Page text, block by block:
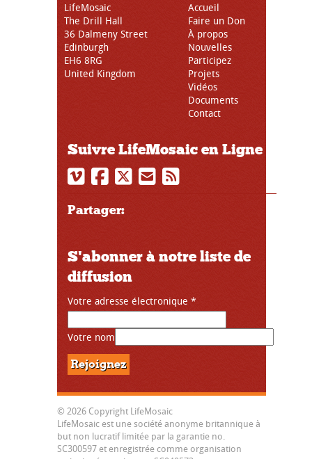
LifeMosaic
The Drill Hall
36 Dalmeny Street
Edinburgh
EH6 8RG
United Kingdom
Accueil
Faire un Don
À propos
Nouvelles
Participez
Projets
Vidéos
Documents
Contact
Suivre LifeMosaic en Ligne
Partager:
S'abonner à notre liste de
diffusion
Votre adresse électronique *
Votre nom
© 2026 Copyright LifeMosaic
LifeMosaic est une société anonyme britannique à
but non lucratif limitée par la garantie no.
SC300597 et enregistrée comme organisation